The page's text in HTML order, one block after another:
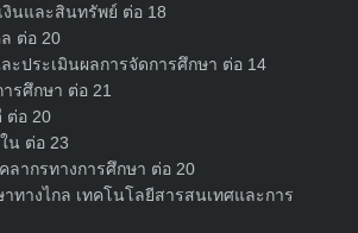
งินและสินทรัพย์ ต่อ 18
ต่อ 20
ะประเมินผลการจัดการศึกษา ต่อ 14
รศึกษา ต่อ 21
ต่อ 20
น ต่อ 23
ากรทางการศึกษา ต่อ 20
ทางไกล เทคโนโลยีสารสนเทศและการ